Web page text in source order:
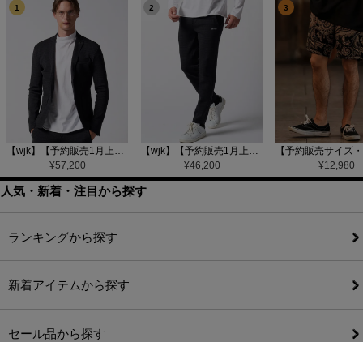
1
【wjk】【予約販売1月上旬～中旬入荷】function knit jacket(jacquard check) ニットジャケット(207 mw08j)
¥57,200
2
【wjk】【予約販売1月上旬～中旬入荷】function knit easy slacks(jacquard check) ニットイージーパンツ(504 mw08j)
¥46,200
3
¥12,980
人気・新着・注目から探す
ランキングから探す
新着アイテムから探す
セール品から探す